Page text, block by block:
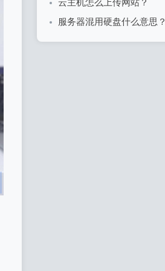
云主机怎么上传网站？
服务器混用硬盘什么意思？